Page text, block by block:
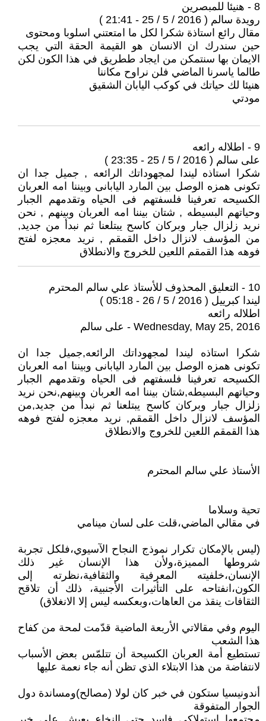
8 - هنيئا للمبصرين
رويدة سالم ( 2016 / 5 / 25 - 21:41 )
مقال رائع استاذة شكرا لكل ما امتعتني اسلوبا ومحتوى
حين سندرك ان الانسان هو القيمة الحقة التي يجب
الايمان بها سنتمكن من ايجاد ططريق في هذا الكون لكن
طالما ياسرنا الماضي فلن نراوح مكاننا
هنيئا لك حياتك في كوكب اليابان الشقيق
مودتي
9 - اطلاله رائعه
على سالم ( 2016 / 5 / 25 - 23:35 )
شكرا استاذه ليندا لمجهوداتك الرائعه , جميل جدا ان
تكونى همزه الوصل بين المارد اليابانى وبيننا امه العربان
الكسيحه تعرفينا فلسفتهم فى الحياه وتقدمهم الجبار
وحياتهم البسيطه , شتان بيننا امه العربان وبينهم , نحن
نريد زلزال جبار وبركان كاسح يبتلعنا ثم نبدأ من جديد,
من المؤسف لانزال داخل القمقم , نريد معجزه لفتح
فوهه هذا القمقم اللعين للخروج والانطلاق
10 - التعليق المحذوف للأستاذ علي سالم المحترم
ليندا كبرييل ( 2016 / 5 / 26 - 05:18 )
اطلاله رائعه
Wednesday, May 25, 2016 - على سالم
شكرا استاذه ليندا لمجهوداتك الرائعه,جميل جدا ان
تكونى همزه الوصل بين المارد اليابانى وبيننا امه العربان
الكسيحه تعرفينا فلسفتهم فى الحياه وتقدمهم الجبار
وحياتهم البسيطه,شتان بيننا امه العربان وبينهم,نحن نريد
زلزال جبار وبركان كاسح يبتلعنا ثم نبدأ من جديد,من
المؤسف لانزال داخل القمقم, نريد معجزه لفتح فوهه
هذا القمقم اللعين للخروج والانطلاق
الأستاذ علي سالم المحترم
تحية وسلاما
في مقالي الماضي،قلت على لسان مينامي
(ليس بالإمكان تكرار نموذج النجاح الآسيوي،فلكل تجربة
شروطها المميزة،ولأن هذا الإنسان غير ذلك
الإنسان،خلفيته المعرفية والثقافية،نظرته إلى
الكون،انفتاحه على التأثيرات الأجنبية، ذلك أن تلاقح
الثقافات ينقذ من العاهات،وبعكسه ليس إلا الانغلاق)
اليوم وفي مقالاتي الأربعة الماضية قدّمت لمحة من كفاح
هذا الشعب
تستطيع أمة العربان الكسيحة أن تتلمّس بعض الأسباب
لانتفاضة من هذا الابتلاء الذي تظن أنه جاء نعمة عليها
أندونيسيا ستكون في خبر كان لولا (مصالح)ومساندة دول
الجوار المتفوقة